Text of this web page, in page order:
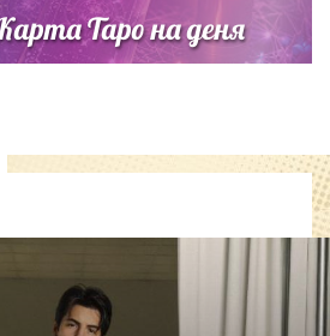
Таро на деня